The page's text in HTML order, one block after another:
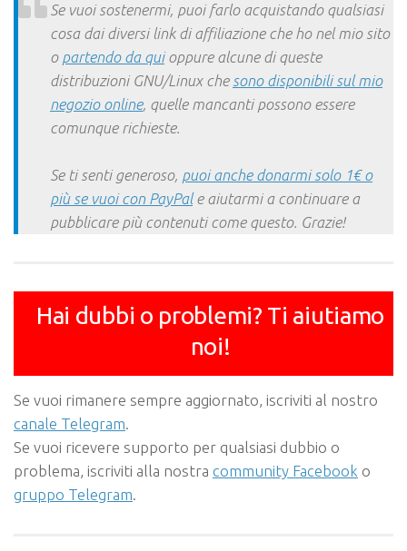
Se vuoi sostenermi, puoi farlo acquistando qualsiasi
cosa dai diversi link di affiliazione che ho nel mio sito
o partendo da quioppure alcune di queste
distribuzioni GNU/Linux che sono disponibili sul mio
negozio online, quelle mancanti possono essere
comunque richieste.
Se ti senti generoso, puoi anche donarmi solo 1€ o
più se vuoi con PayPale aiutarmi a continuare a
pubblicare più contenuti come questo. Grazie!
Hai dubbi o problemi? Ti aiutiamo
noi!
Se vuoi rimanere sempre aggiornato, iscriviti al nostro
canale Telegram.
Se vuoi ricevere supporto per qualsiasi dubbio o
problema, iscriviti alla nostra community Facebook o
gruppo Telegram.